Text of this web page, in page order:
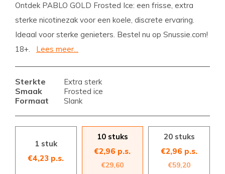
Ontdek PABLO GOLD Frosted Ice: een frisse, extra
sterke nicotinezak voor een koele, discrete ervaring.
Ideaal voor sterke genieters. Bestel nu op Snussie.com!
18+.
Lees meer...
Sterkte Extra sterk
Smaak Frosted ice
Formaat Slank
1 stuk
€4,23 p.s.
10 stuks
€2,96 p.s.
€29,60
20 stuks
€2,96 p.s.
€59,20